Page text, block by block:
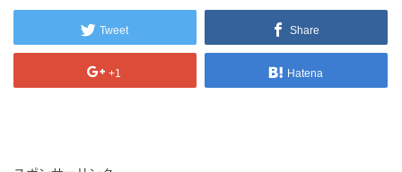
Tweet Share
+1 Hatena